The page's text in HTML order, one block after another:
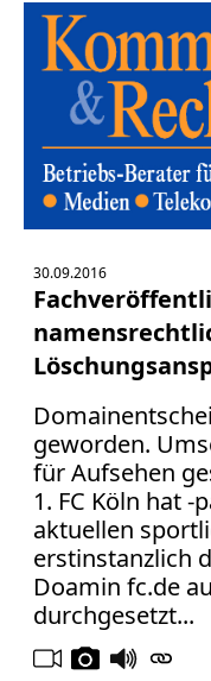
30.09.2016
geworden.
für Aufsehen
1. FC Köln hat -
aktuellen
erstinstanzlich
Doamin fc.de
durchgesetzt...